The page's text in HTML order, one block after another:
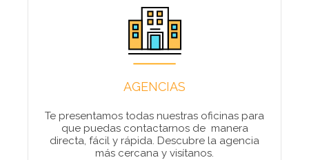
AGENCIAS
Te presentamos todas nuestras oficinas para
que puedas contactarnos de manera
directa, fácil y rápida. Descubre la agencia
más cercana y visítanos.